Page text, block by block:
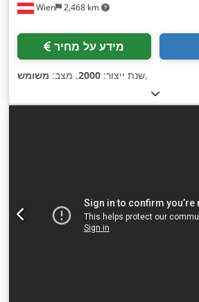
Wien 2,468 km
מידע על מחיר
שנת ייצור: 2000, מצב: משומש ,